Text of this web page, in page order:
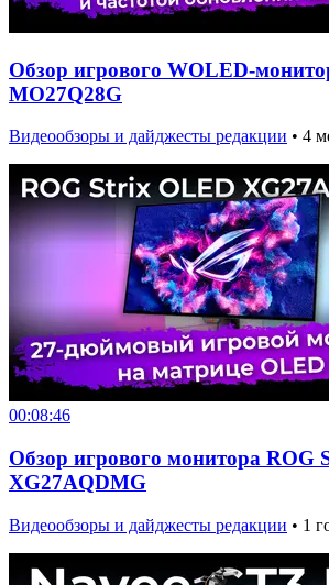
Обзор игрового WOLED-
MO27Q28G
Видеообзоры и дайджесты редакции • 4
00:08:46
Обзор игрового монитора ROG
XG27AQDMG
Видеообзоры и дайджесты редакции • 1